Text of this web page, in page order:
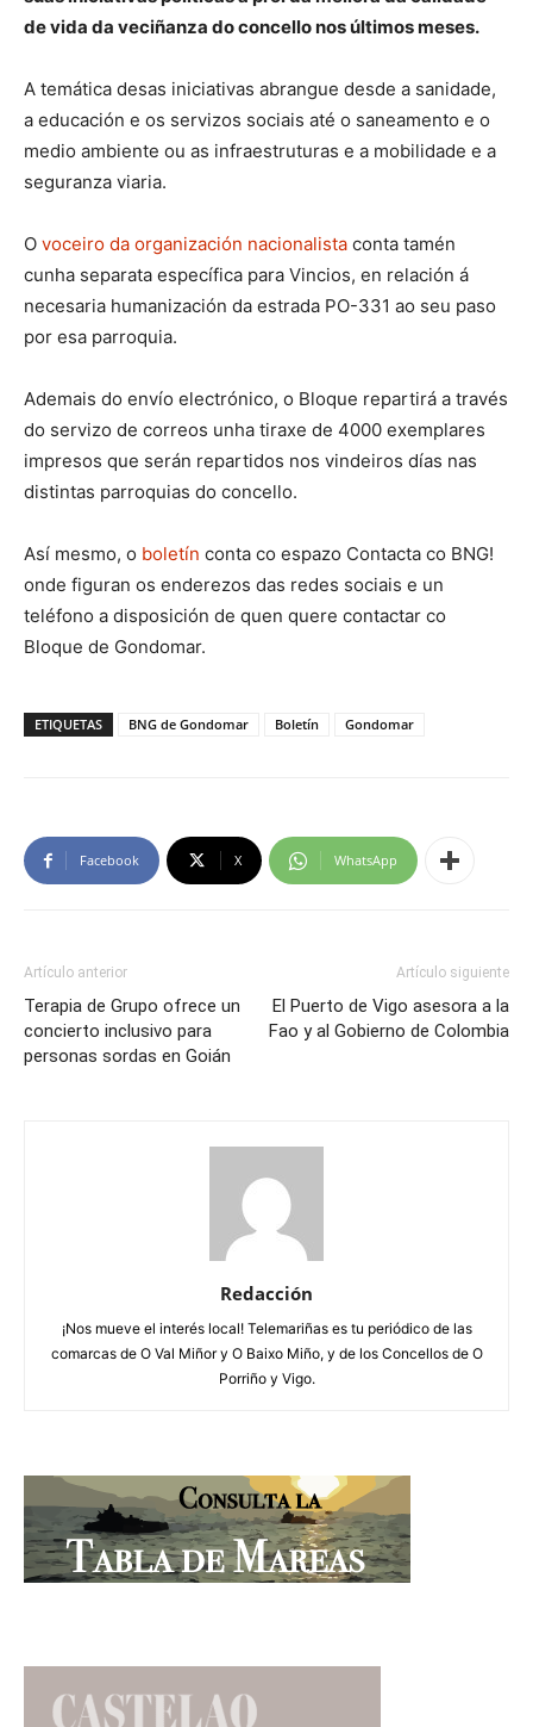
de vida da veciñanza do concello nos últimos meses.
A temática desas iniciativas abrangue desde a sanidade,
a educación e os servizos sociais até o saneamento e o
medio ambiente ou as infraestruturas e a mobilidade e a
seguranza viaria.
O voceiro da organización nacionalista conta tamén
cunha separata específica para Vincios, en relación á
necesaria humanización da estrada PO-331 ao seu paso
por esa parroquia.
Ademais do envío electrónico, o Bloque repartirá a través
do servizo de correos unha tiraxe de 4000 exemplares
impresos que serán repartidos nos vindeiros días nas
distintas parroquias do concello.
Así mesmo, o boletín conta co espazo Contacta co BNG!
onde figuran os enderezos das redes sociais e un
teléfono a disposición de quen quere contactar co
Bloque de Gondomar.
ETIQUETAS BNG de Gondomar Boletín Gondomar
Facebook X WhatsApp
Artículo anterior
Terapia de Grupo ofrece un
concierto inclusivo para
personas sordas en Goián
Artículo siguiente
El Puerto de Vigo asesora a la
Fao y al Gobierno de Colombia
Redacción
¡Nos mueve el interés local! Telemariñas es tu periódico de las
comarcas de O Val Miñor y O Baixo Miño, y de los Concellos de O
Porriño y Vigo.